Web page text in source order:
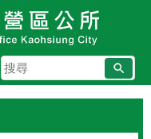
搜
尋